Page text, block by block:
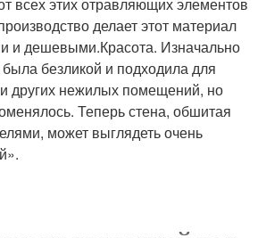
всех этих отравляющих элементов
делает этот материал
и дешевыми.Красота. Изначально
безликой и подходила для
других нежилых помещений, но
Теперь стена, обшитая
может выглядеть очень